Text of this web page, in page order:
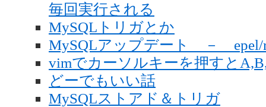
毎回実行される
MySQLトリガとか
MySQLアップデート － epel/
vimでカーソルキーを押すと
どーでもいい話
MySQLストアド＆トリガ